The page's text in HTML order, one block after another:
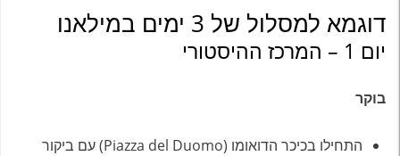
דוגמא למסלול של 3 ימים במילאנו
יום 1 – המרכז ההיסטורי
בוקר
התחילו בכיכר הדואומו (Piazza del Duomo) עם ביקור